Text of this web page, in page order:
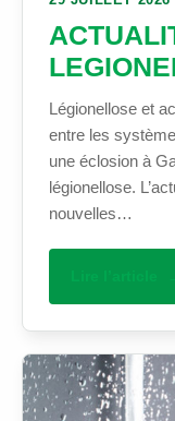
Légionellose et
entre les
une éclosion à
légionellose.
nouvelles…